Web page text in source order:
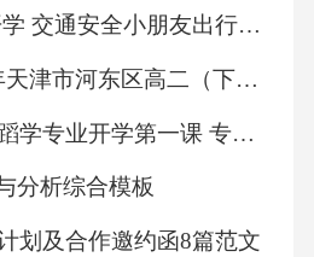
取京杭大运河水样进行净
运河水中含有泥沙等不溶
、矿物质、微生物等。
填操作名称)去除泥沙
为活性炭吸附后的微观
结构，可以吸附
2026 年秋季开学 交通安全小朋友出行必修课
2025-2026学年天津市河东区高二（下）期末物理试卷（含答案）
2026年秋季舞蹈学专业开学第一课 专业素养与核心竞争力
分析综合模板
划及合作邀约函8篇范文